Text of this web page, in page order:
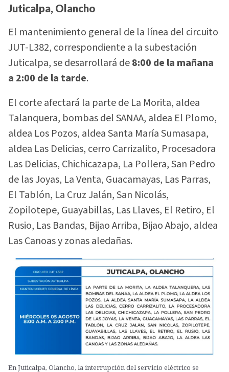
Juticalpa, Olancho
El mantenimiento general de la línea del circuito
JUT-L382, correspondiente a la subestación
Juticalpa, se desarrollará de8:00 de la mañana
a 2:00 de la tarde.
El corte afectará la parte de La Morita, aldea
Talanquera, bombas del SANAA, aldea El Plomo,
aldea Los Pozos, aldea Santa María Sumasapa,
aldea Las Delicias, cerro Carrizalito, Procesadora
Las Delicias, Chichicazapa, La Pollera, San Pedro
de las Joyas, La Venta, Guacamayas, Las Parras,
El Tablón, La Cruz Jalán, San Nicolás,
Zopilotepe, Guayabillas, Las Llaves, El Retiro, El
Rusio, Las Bandas, Bijao Arriba, Bijao Abajo, aldea
Las Canoas y zonas aledañas.
En Juticalpa, Olancho, la interrupción del servicio eléctrico se